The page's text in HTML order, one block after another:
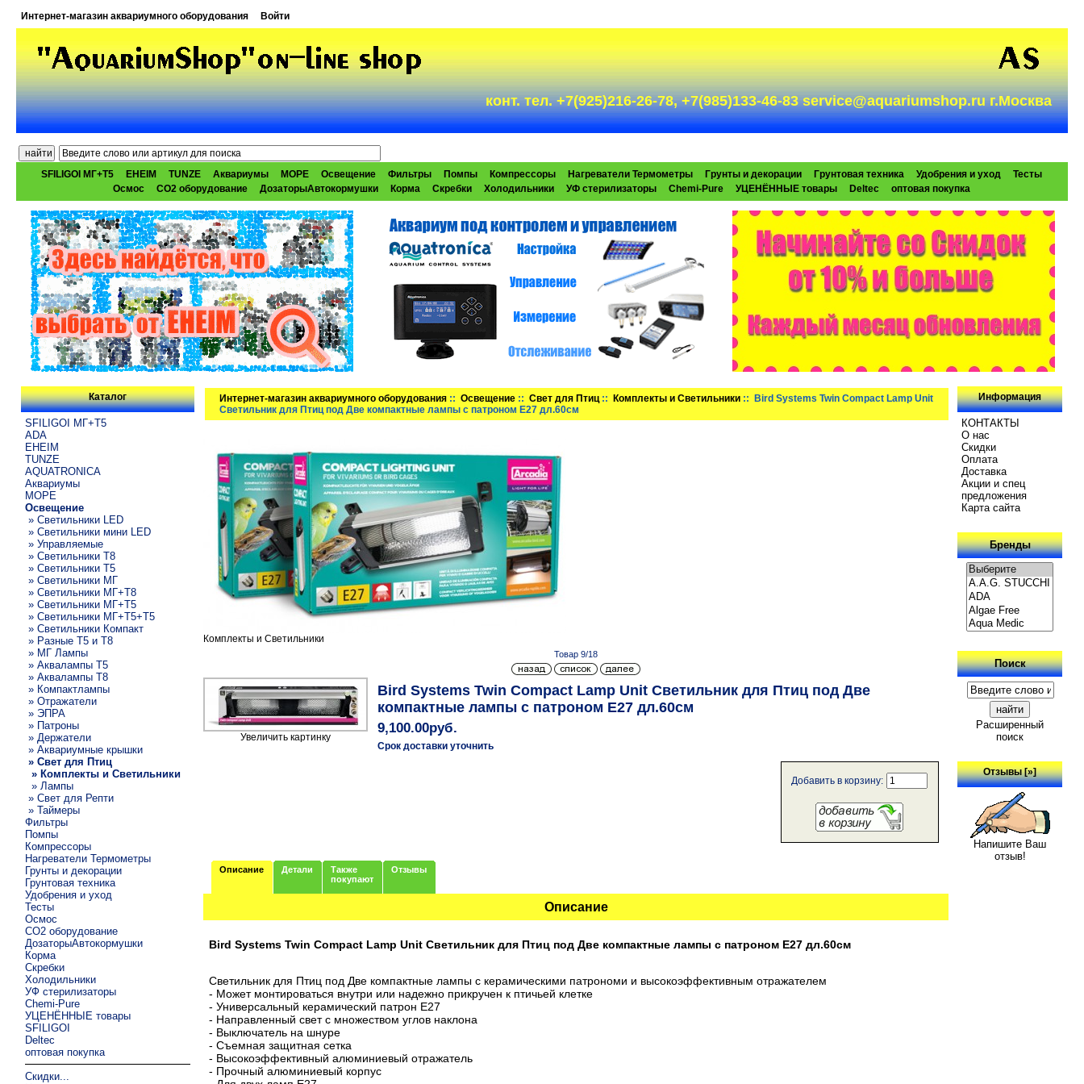
Интернет-магазин аквариумного оборудования Войти
конт. тел. +7(925)216-26-78, +7(985)133-46-83 service@aquariumshop.ru г.Москва
SFILIGOI МГ+Т5 EHEIM TUNZE Аквариумы МОРЕ Освещение Фильтры Помпы Компрессоры Нагреватели Термометры Грунты и декорации Грунтовая техника Удобрения и уход
Тесты
Осмос
CO2 оборудование ДозаторыАвтокормушки Корма Скребки Холодильники УФ стерилизаторы Chemi-Pure УЦЕНЁННЫЕ товары Deltec оптовая покупка
Каталог
SFILIGOI МГ+Т5
ADA
EHEIM
TUNZE
AQUATRONICA
Аквариумы
МОРЕ
Освещение
» Светильники LED
» Светильники мини LED
» Управляемые
» Светильники T8
» Светильники T5
» Светильники МГ
» Светильники МГ+T8
» Светильники МГ+T5
» Светильники МГ+T5+T5
» Светильники Компакт
» Разные T5 и T8
» МГ Лампы
» Аквалампы T5
» Аквалампы T8
» Компактлампы
» Отражатели
» ЭПРА
» Патроны
» Держатели
» Аквариумные крышки
» Свет для Птиц
» Комплекты и Светильники
» Лампы
» Свет для Репти
» Таймеры
Фильтры
Помпы
Компрессоры
Нагреватели Термометры
Грунты и декорации
Грунтовая техника
Удобрения и уход
Тесты
Осмос
CO2 оборудование
ДозаторыАвтокормушки
Корма
Скребки
Холодильники
УФ стерилизаторы
Chemi-Pure
УЦЕНЁННЫЕ товары
SFILIGOI
Deltec
оптовая покупка
Скидки...
Интернет-магазин аквариумного оборудования ::Освещение ::Свет для Птиц:: Комплекты и Светильники :: Bird Systems Twin Compact Lamp Unit
Светильник для Птиц под Две компактные лампы с патроном E27 дл.60см
Комплекты и Светильники
Товар 9/18
Увеличить картинку
Bird Systems Twin Compact Lamp Unit Светильник для Птиц под Две
компактные лампы с патроном E27 дл.60см
9,100.00руб.
Срок доставки уточнить
Добавить в корзину:
Описание Детали
Также
покупают
Отзывы
Описание
Bird Systems Twin Compact Lamp Unit Светильник для Птиц под Две компактные лампы с патроном E27 дл.60см
Светильник для Птиц под Две компактные лампы с керамическими патрономи и высокоэффективным отражателем
- Может монтироваться внутри или надежно прикручен к птичьей клетке
- Универсальный керамический патрон E27
- Направленный свет с множеством углов наклона
- Выключатель на шнуре
- Съемная защитная сетка
- Высокоэффективный алюминиевый отражатель
- Прочный алюминиевый корпус
Информация
КОНТАКТЫ
О нас
Скидки
Oплатa
Доставка
Акции и спец
предложения
Карта сайта
Бренды
Поиск
Расширенный
поиск
Отзывы [»]
Напишите Ваш
отзыв!